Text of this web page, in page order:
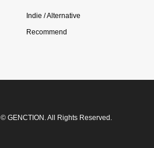
Indie / Alternative
Recommend
© GENCTION. All Rights Reserved.